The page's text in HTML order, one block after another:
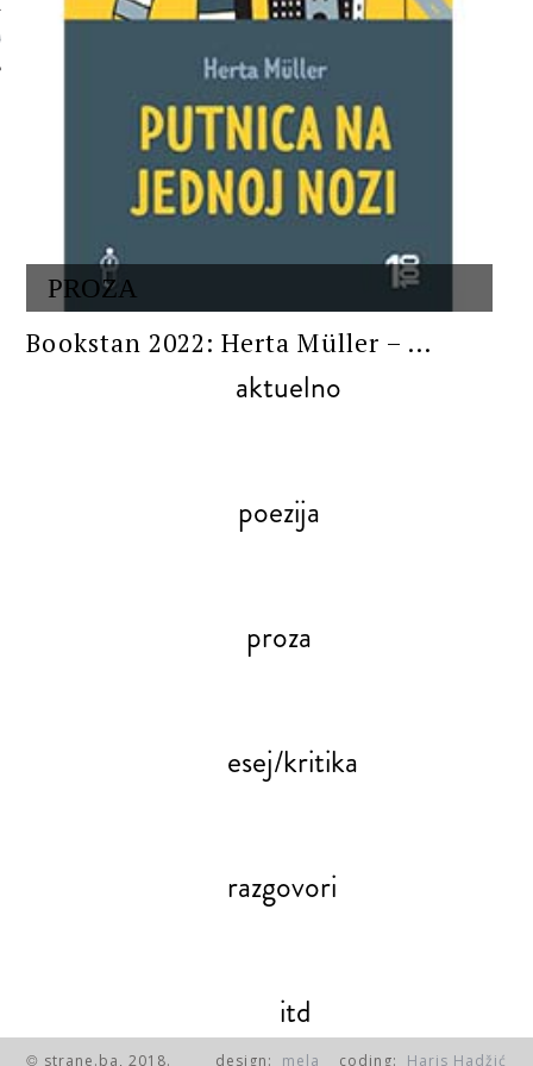
PROZA
Bookstan 2022: Herta Müller – ...
aktuelno
poezija
proza
esej/kritika
razgovori
itd
© strane.ba, 2018. design: mela coding: Haris Hadžić